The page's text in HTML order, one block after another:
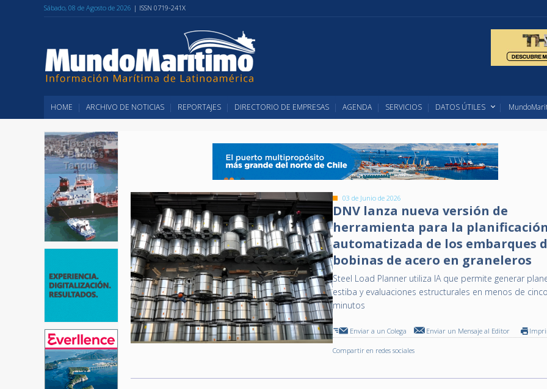
Sábado, 08 de Agosto de 2026 | ISSN 0719-241X
HOME ARCHIVO DE NOTICIAS REPORTAJES DIRECTORIO DE EMPRESAS AGENDA SERVICIOS DATOS ÚTILES
03 de Junio de 2026
DNV lanza nueva versión de
herramienta para la planificación
automatizada de los embarques
bobinas de acero en graneleros
Steel Load Planner utiliza IA que permite generar
estiba y evaluaciones estructurales en menos de cinco
minutos
Enviar a un Colega Enviar un Mensaje al Editor
Compartir en redes sociales